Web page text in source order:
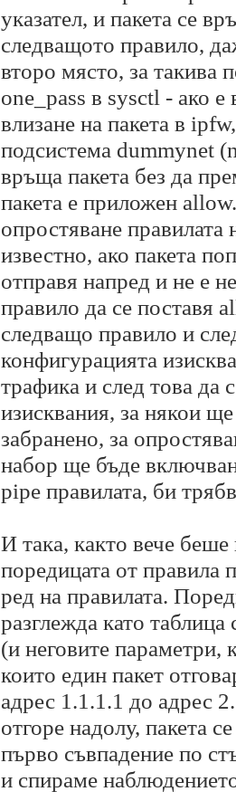
указател, и пакета се
следващото правило,
второ място, за такива
one_pass в sysctl - ако
влизане на пакета в
подсистема dummynet
връща пакета без да
пакета е приложен
опростяване правилата
известно, ако пакета
отправя напред и не е
правило да се поставя
следващо правило и
конфигурацията
трафика и след това да
изисквания, за някои
забранено, за
набор ще бъде
pipe правилата, би
И така, както вече беше
поредицата от правила
ред на правилата.
разглежда като
(и неговите параметри,
които един пакет
адрес 1.1.1.1 до адрес
отгоре надолу, пакета
първо съвпадение по
и спираме